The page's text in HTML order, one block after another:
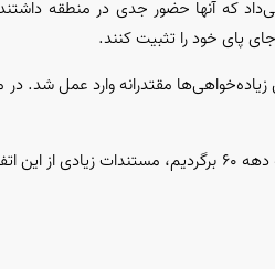
که آنها حضور جدی در منطقه
پای خود را تثبیت کنند.
زیاده‌خواهی‌ها مقتدرانه وارد عمل
وی با اشاره به برخی مستندات تاریخی، گفت: اگر به